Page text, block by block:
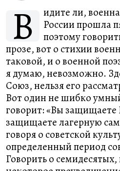
В
идите ли,
России прошла
поэтому
прозе, вот о стихии
таковой, и о военной
я думаю, невозможно.
Союз, нельзя его
Вот один не шибко
говорит: «Вы
защищаете лагерную
говоря о советской
определенный период
Говорить о